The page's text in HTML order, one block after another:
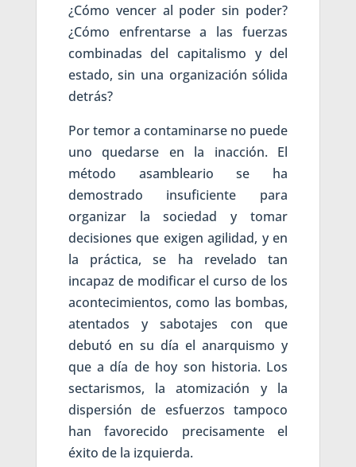
¿Cómo vencer al poder sin poder?
¿Cómo enfrentarse a las fuerzas
combinadas del capitalismo y del
estado, sin una organización sólida
detrás?
Por temor a contaminarse no puede
uno quedarse en la inacción. El
método asambleario se ha
demostrado insuficiente para
organizar la sociedad y tomar
decisiones que exigen agilidad, y en
la práctica, se ha revelado tan
incapaz de modificar el curso de los
acontecimientos, como las bombas,
atentados y sabotajes con que
debutó en su día el anarquismo y
que a día de hoy son historia. Los
sectarismos, la atomización y la
dispersión de esfuerzos tampoco
han favorecido precisamente el
éxito de la izquierda.